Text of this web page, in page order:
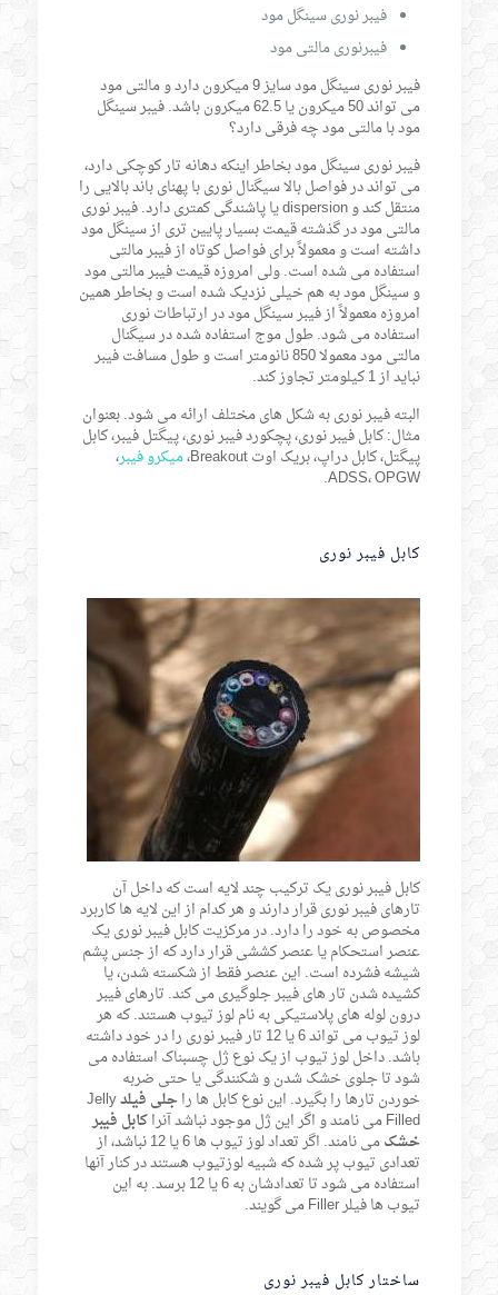
فیبر نوری سینگل مود
فیبرنوری مالتی مود
فیبر نوری سینگل مود سایز 9 میکرون دارد و مالتی مود
می تواند 50 میکرون یا 62.5 میکرون باشد. فیبر سینگل
مود با مالتی مود چه فرقی دارد؟
فیبر نوری سینگل مود بخاطر اینکه دهانه تار کوچکی دارد،
می تواند در فواصل بالا سیگنال نوری با پهنای باند بالایی را
منتقل کند و dispersion یا پاشندگی کمتری دارد. فیبر نوری
مالتی مود در گذشته قیمت بسیار پایین تری از سینگل مود
داشته است و معمولاً برای فواصل کوتاه از فیبر مالتی
استفاده می شده است. ولی امروزه قیمت فیبر مالتی مود
و سینگل مود به هم خیلی نزدیک شده است و بخاطر همین
امروزه معمولاً از فیبر سینگل مود در ارتباطات نوری
استفاده می شود. طول موج استفاده شده در سیگنال
مالتی مود معمولا 850 نانومتر است و طول مسافت فیبر
نباید از 1 کیلومتر تجاوز کند.
البته فیبر نوری به شکل های مختلف ارائه می شود. بعنوان
مثال: کابل فیبر نوری، پچکورد فیبر نوری، پیگتل فیبر، کابل
پیگتل، کابل دراپ، بریک اوت Breakout، میکرو فیبر،
ADSS، OPGW.
کابل فیبر نوری
کابل فیبر نوری یک ترکیب چند لایه است که داخل آن
تارهای فیبر نوری قرار دارند و هر کدام از این لایه ها کاربرد
مخصوص به خود را دارد. در مرکزیت کابل فیبر نوری یک
عنصر استحکام یا عنصر کششی قرار دارد که از جنس پشم
شیشه فشرده است. این عنصر فقط از شکسته شدن، یا
کشیده شدن تار های فیبر جلوگیری می کند. تارهای فیبر
درون لوله های پلاستیکی به نام لوز تیوب هستند. که هر
لوز تیوب می تواند 6 یا 12 تار فیبر نوری را در خود داشته
باشد. داخل لوز تیوب از یک نوع ژل چسبناک استفاده می
شود تا جلوی خشک شدن و شکنندگی یا حتی ضربه
خوردن تارها را بگیرد. این نوع کابل ها راجلی فیلدJelly
Filled می نامند و اگر این ژل موجود نباشد آنرا کابل فیبر
خشک می نامند. اگر تعداد لوز تیوب ها 6 یا 12 نباشد، از
تعدادی تیوب پر شده که شبیه لوزتیوب هستند در کنار آنها
استفاده می شود تا تعدادشان به 6 یا 12 برسد. به این
تیوب ها فیلر Filler می گویند.
ساختار کابل فیبر نوری